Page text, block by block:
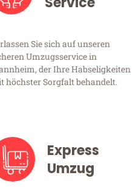
Sie sich auf unseren
Umzugsservice in
der Ihre Habseligkeiten
höchster Sorgfalt behandelt.
Express
Umzug